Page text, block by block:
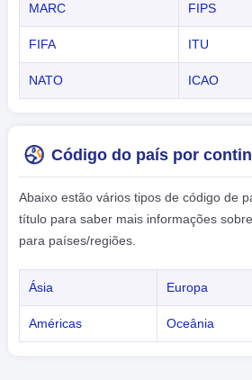
MARC FIPS
FIFA ITU
NATO ICAO
Código do país por
Abaixo estão vários tipos de código de
título para saber mais informações
para países/regiões.
Ásia Europa
Américas Oceânia